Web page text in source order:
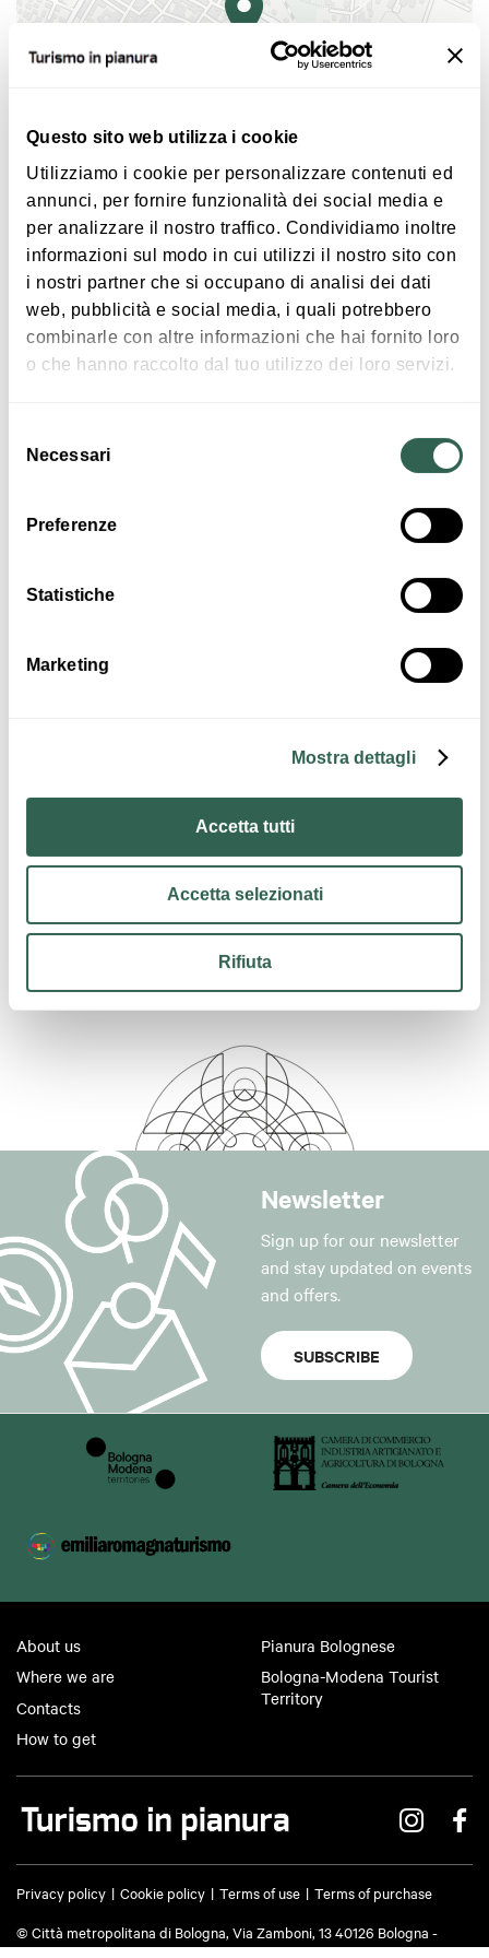
Questo sito web utilizza i cookie
Utilizziamo i cookie per personalizzare contenuti ed
annunci, per fornire funzionalità dei social media e
per analizzare il nostro traffico. Condividiamo inoltre
informazioni sul modo in cui utilizzi il nostro sito con
i nostri partner che si occupano di analisi dei dati
web, pubblicità e social media, i quali potrebbero
combinarle con altre informazioni che hai fornito loro
o che hanno raccolto dal tuo utilizzo dei loro servizi.
delNecessari
Preferenze
Statistiche
Marketing
Mostra dettagli
Accetta tutti
Accetta selezionati
Rifiuta
Leaflet |©OpenStreetMapcontributors ©CARTO
Piazzetta Betlemme
Piazzetta Betlemme, alla fine di via Betlemme
40017 San Giovanni in Persiceto
HOW TO GET THERE
Interests
IAT-R Pianura Bolognese - Tourist Infopoint
Via Cento 9/A, San Giovanni in Persiceto (BO)
Tel: +39 051 6812955 WhatsApp: +39 348 731 8029
Mail: cultura.turismo@comunepersiceto.it
Newsletter
Sign up for our newsletter
and stay updated on events
and offers.
SUBSCRIBE
About us
Where we are
Contacts
How to get
Pianura Bolognese
Bologna-Modena Tourist
Territory
Privacy policy Cookie policy Terms of use
Terms of purchase
© Città metropolitana di Bologna, Via Zamboni, 13 40126 Bologna -